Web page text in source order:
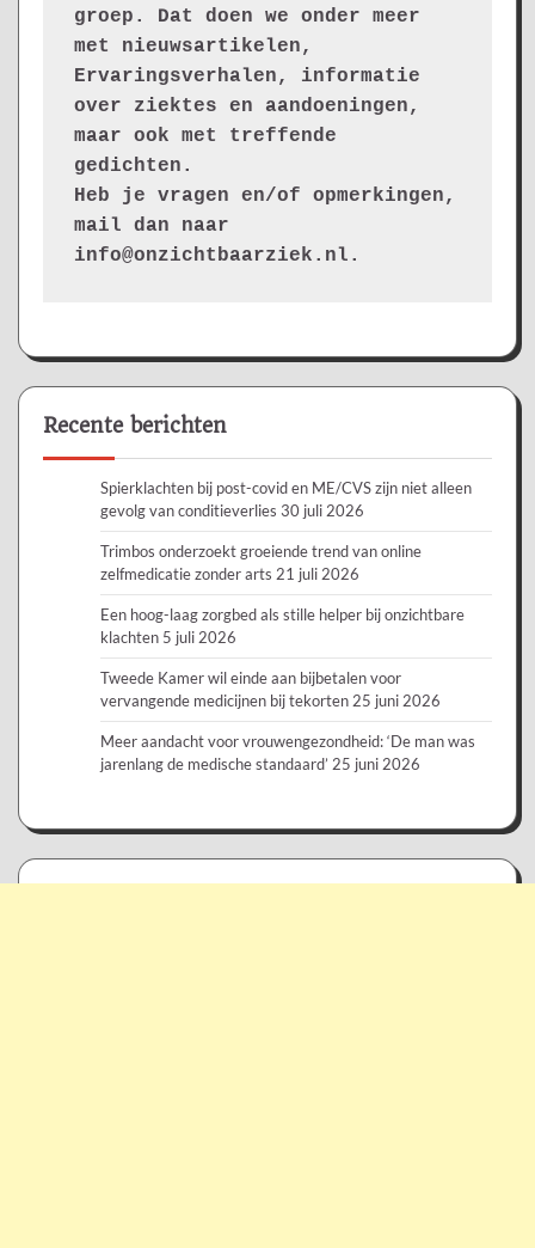
groep. Dat doen we onder meer
met nieuwsartikelen,
Ervaringsverhalen, informatie
over ziektes en aandoeningen,
maar ook met treffende
gedichten.
Heb je vragen en/of opmerkingen,
mail dan naar
info@onzichtbaarziek.nl.
Recente berichten
Spierklachten bij post-covid en ME/CVS zijn niet alleen
gevolg van conditieverlies 30 juli 2026
Trimbos onderzoekt groeiende trend van online
zelfmedicatie zonder arts 21 juli 2026
Een hoog-laag zorgbed als stille helper bij onzichtbare
klachten 5 juli 2026
Tweede Kamer wil einde aan bijbetalen voor
vervangende medicijnen bij tekorten25 juni 2026
Meer aandacht voor vrouwengezondheid: ‘De man was
jarenlang de medische standaard’ 25 juni 2026